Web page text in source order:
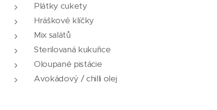
Plátky cukety
Hráškové klíčky
Mix salátů
Sterilovaná kukuřice
Oloupané pistácie
Avokádový / chilli olej